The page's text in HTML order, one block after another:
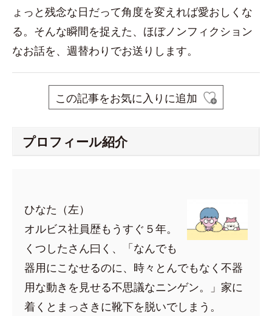
ょっと残念な日だって角度を変えれば愛おしくな
る。そんな瞬間を捉えた、ほぼノンフィクション
なお話を、週替わりでお送りします。
この記事をお気に入りに追加
プロフィール紹介
ひなた（左）
オルビス社員歴もうすぐ５年。
くつしたさん曰く、「なんでも
器用にこなせるのに、時々とんでもなく不器
用な動きを見せる不思議なニンゲン。」家に
着くとまっさきに靴下を脱いでしまう。